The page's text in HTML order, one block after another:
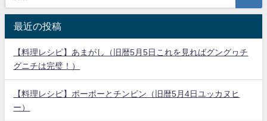
最近の投稿
【料理レシピ】あまがし（旧暦5月5日これを見ればグングヮチ
グニチは完璧！）
【料理レシピ】ポーポーとチンビン（旧暦5月4日ユッカヌヒ
ー）